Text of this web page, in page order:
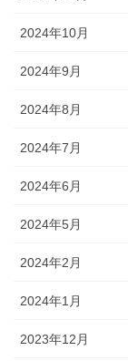
2024年10月
2024年9月
2024年8月
2024年7月
2024年6月
2024年5月
2024年2月
2024年1月
2023年12月